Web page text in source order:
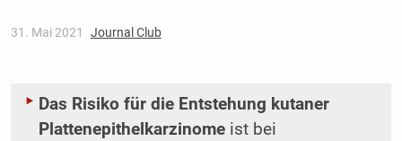
31. Mai 2021 Journal Club
Das Risiko für die Entstehung kutaner
Plattenepithelkarzinomeist bei